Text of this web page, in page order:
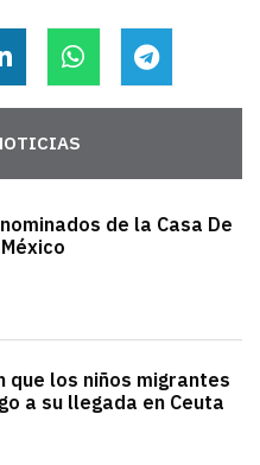
de la Casa De
que los niños migrantes
a su llegada en Ceuta